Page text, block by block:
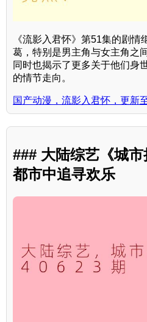
《流影入君怀》第51集的剧情
葛，特别是男主角与女主角之
同时也揭示了更多关于他们身
的情节走向。
国产动漫，流影入君怀，更新
### 大陆综艺《城
都市中追寻欢乐